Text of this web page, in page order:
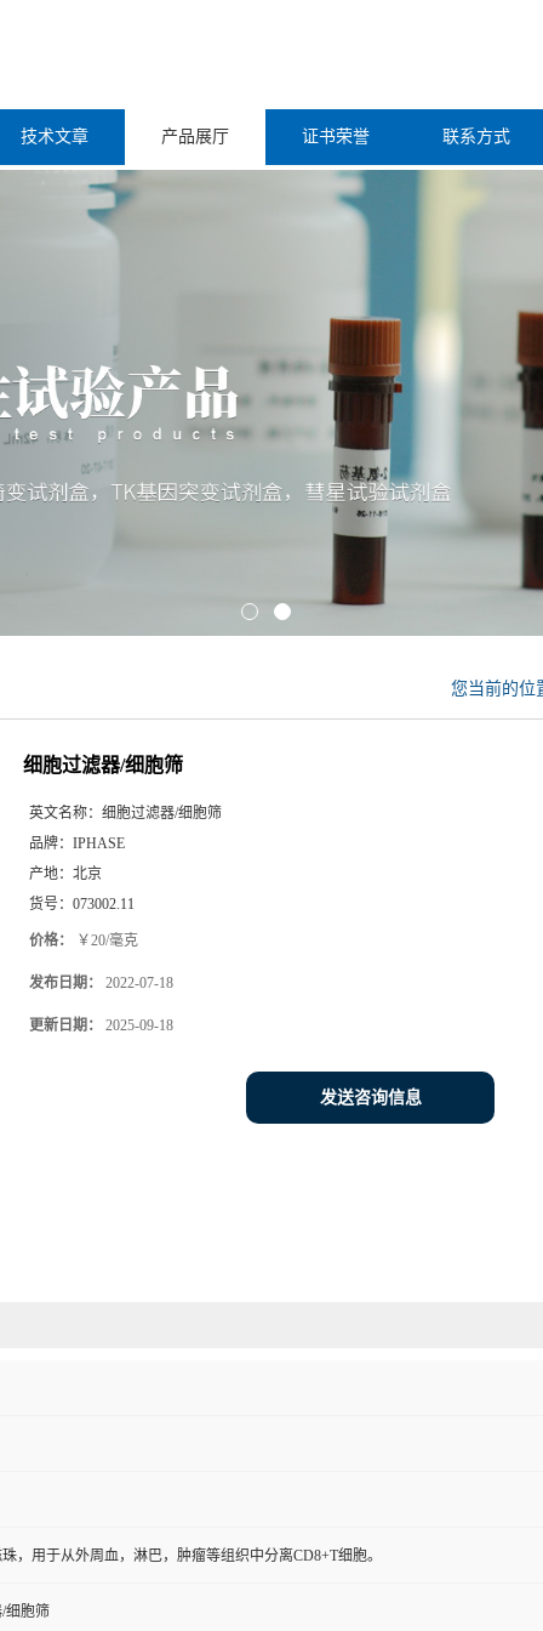
技术文章 产品展厅 证书荣誉 联系方式
您当前的位
细胞过滤器/细胞筛
英文名称： 细胞过滤器/细胞筛
品牌： IPHASE
产地： 北京
货号： 073002.11
价格： ￥20/毫克
发布日期： 2022-07-18
更新日期： 2025-09-18
发送咨询信息
，用于从外周血，淋巴，肿瘤等组织中分离CD8+T细胞。
细胞筛